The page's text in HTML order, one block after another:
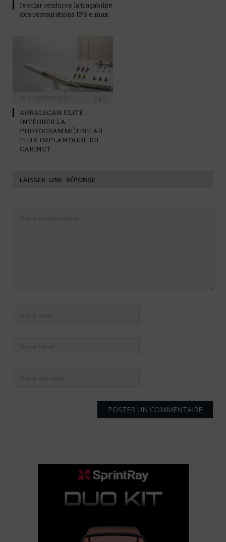
Ivoclar renforce la traçabilité
des restaurations IPS e.max
AORALSCAN ELITE :
INTÉGRER LA
PHOTOGRAMMÉTRIE AU
FLUX IMPLANTAIRE DU
CABINET
LAISSER UNE RÉPONSE